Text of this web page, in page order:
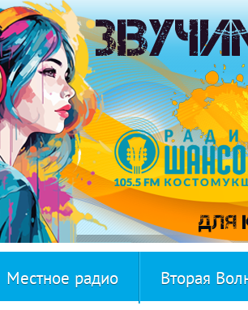
Местное радио Вторая